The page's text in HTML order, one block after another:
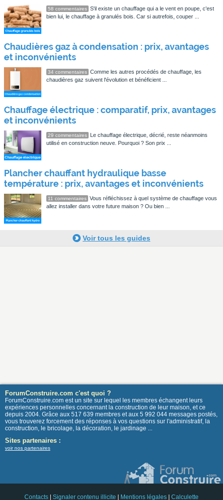
58 commentaires S'il existe un chauffage qui a le vent en poupe, c'est
bien lui, le chauffage à granulés bois. Car si autrefois, couper ...
Chaudières gaz à condensation : prix, avantages
et inconvénients
34 commentaires Comme les autres procédés de chauffage, les
chaudières gaz suivent l'évolution et bénéficient ...
Chauffage électrique : comparatif, prix, avantages
et inconvénients
29 commentaires
Le chauffage électrique, décrié, reste néanmoins
utilisé en construction neuve. Pourquoi ? Son prix ...
Plancher chauffant hydraulique basse
température : prix, avantages et inconvénients
11 commentaires Vous réfléchissez à quel système de chauffage vous
allez installer dans votre future maison ? Ou bien ...
Voir tous les guides
ForumConstruire.com c'est quoi ?
ForumConstruire.com est un site sur lequel les membres échangent leurs
expériences personnelles concernant la construction de leur maison, et ce
depuis 2004. Grâce aux 517 639 membres et aux 5 992 044 messages postés,
vous trouverez forcement des réponses à vos questions sur l'administratif, la
construction, le bricolage, la décoration, le jardinage ...
Sites partenaires :
voir nos partenaires
Contacts Signaler contenu illicite Mentions légales Calculette